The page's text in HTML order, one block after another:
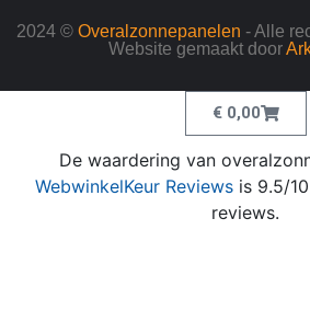
2024 © Overalzonnepanelen - Alle
Website gemaakt door
€0,00
De waardering van
WebwinkelKeur Reviewsis 9.5/
reviews.